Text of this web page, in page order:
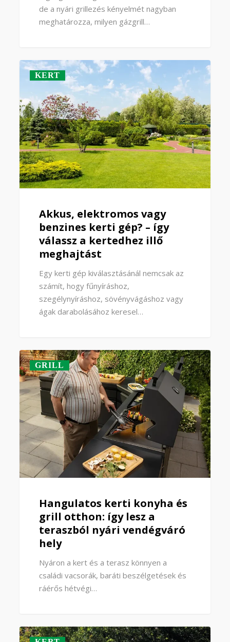
de a nyári grillezés kényelmét nagyban
meghatározza, milyen gázgrill…
KERT
Akkus, elektromos vagy
benzines kerti gép? – így
válassz a kertedhez illő
meghajtást
Egy kerti gép kiválasztásánál nemcsak az
számít, hogy fűnyíráshoz,
szegélynyíráshoz, sövényvágáshoz vagy
ágak darabolásához keresel…
GRILL
Hangulatos kerti konyha és
grill otthon: így lesz a
teraszból nyári vendégváró
hely
Nyáron a kert és a terasz könnyen a
családi vacsorák, baráti beszélgetések és
ráérős hétvégi…